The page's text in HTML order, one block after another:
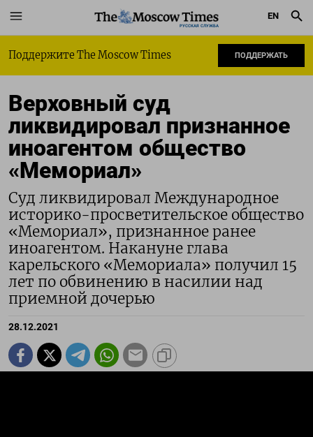
РУССКАЯ СЛУЖБА
EN
Поддержите The Moscow Times ПОДДЕРЖАТЬ
Верховный суд
ликвидировал признанное
иноагентом общество
«Мемориал»
Суд ликвидировал Международное
историко-просветительское общество
«Мемориал», признанное ранее
иноагентом. Накануне глава
карельского «Мемориала» получил 15
лет по обвинению в насилии над
приемной дочерью
28.12.2021